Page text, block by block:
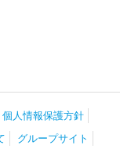
個人情報保護方針
グループサイト